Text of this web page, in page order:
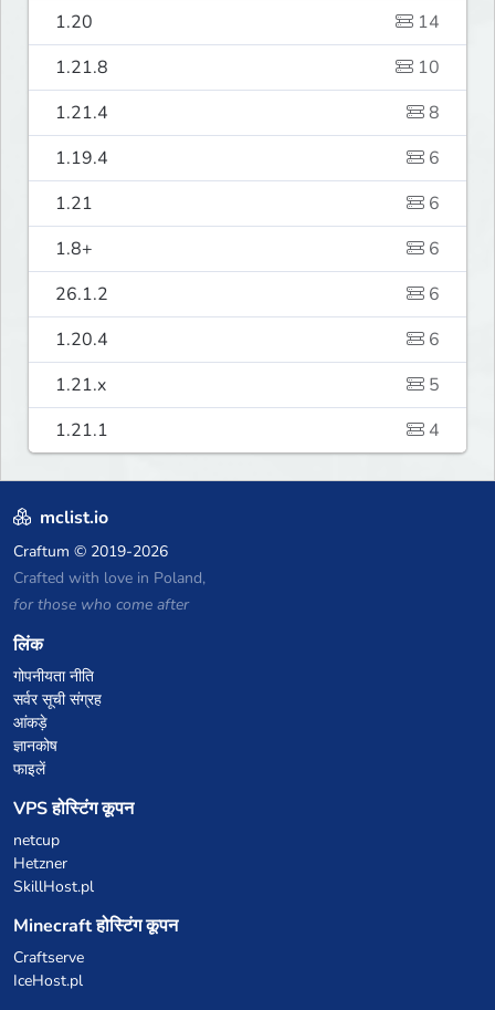
1.20
14
1.21.8
10
1.21.4
8
1.19.4
6
1.21
6
1.8+
6
26.1.2
6
1.20.4
6
1.21.x
5
1.21.1
4
mclist.io
Craftum © 2019-2026
Crafted with love in Poland,
for those who come after
लिंक
गोपनीयता नीति
सर्वर सूची संग्रह
आंकड़े
ज्ञानकोष
फाइलें
VPS होस्टिंग कूपन
netcup
Hetzner
SkillHost.pl
Minecraft होस्टिंग कूपन
Craftserve
IceHost.pl